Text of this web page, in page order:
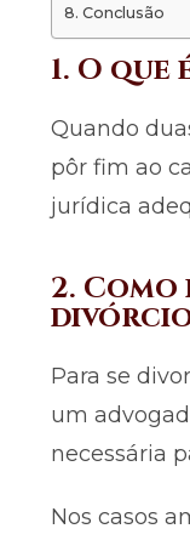
Conclusão
1. O
Quando
pôr fim ao
jurídica
2.
Para se
um
necessária
Nos casos